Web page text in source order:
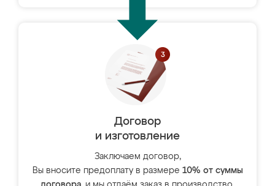
Договор
и изготовление
Заключаем договор,
Вы вносите предоплату в размере 10% от суммы